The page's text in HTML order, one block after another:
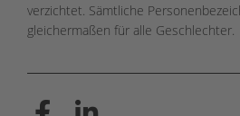
verzichtet. Sämtliche
gleichermaßen für alle Geschlechter.